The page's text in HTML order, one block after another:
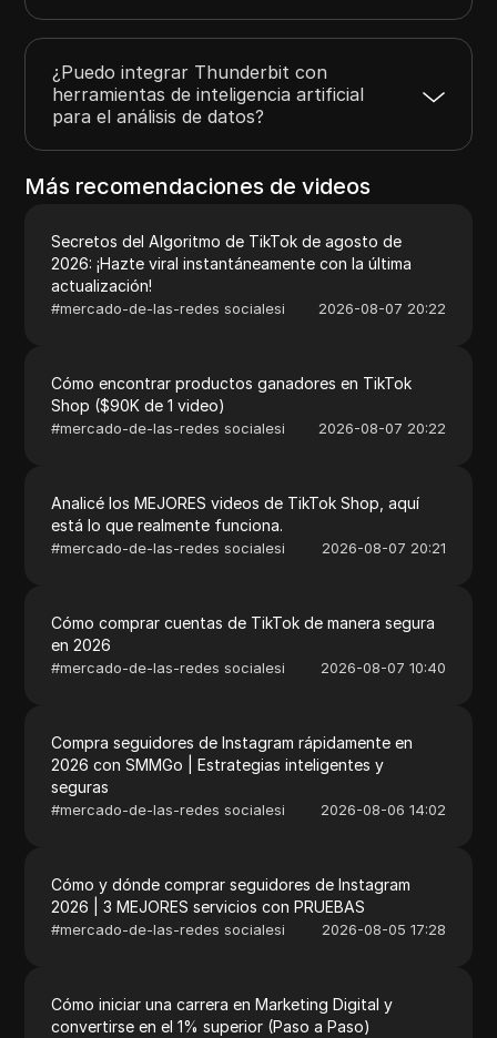
¿Puedo integrar Thunderbit con
herramientas de inteligencia artificial
para el análisis de datos?
Más recomendaciones de videos
Secretos del Algoritmo de TikTok de agosto de
2026: ¡Hazte viral instantáneamente con la última
actualización!
#mercado-de-las-redes socialesi 2026-08-07 20:22
Cómo encontrar productos ganadores en TikTok
Shop ($90K de 1 video)
#mercado-de-las-redes socialesi 2026-08-07 20:22
Analicé los MEJORES videos de TikTok Shop, aquí
está lo que realmente funciona.
#mercado-de-las-redes socialesi 2026-08-07 20:21
Cómo comprar cuentas de TikTok de manera segura
en 2026
#mercado-de-las-redes socialesi 2026-08-07 10:40
Compra seguidores de Instagram rápidamente en
2026 con SMMGo | Estrategias inteligentes y
seguras
#mercado-de-las-redes socialesi 2026-08-06 14:02
Cómo y dónde comprar seguidores de Instagram
2026 | 3 MEJORES servicios con PRUEBAS
#mercado-de-las-redes socialesi 2026-08-05 17:28
Cómo iniciar una carrera en Marketing Digital y
convertirse en el 1% superior (Paso a Paso)